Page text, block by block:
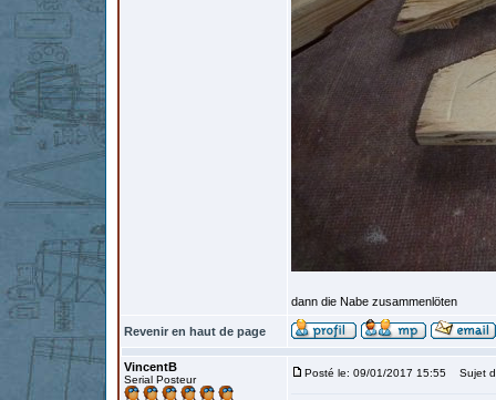
dann die Nabe zusammenlöten
Revenir en haut de page
VincentB
Serial Posteur
Posté le: 09/01/2017 15:55 Sujet